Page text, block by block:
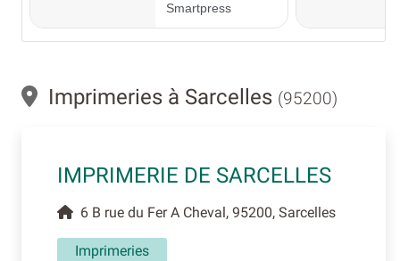
Imprimeries à Sarcelles (95200)
IMPRIMERIE DE SARCELLES
6 B rue du Fer A Cheval, 95200, Sarcelles
Imprimeries